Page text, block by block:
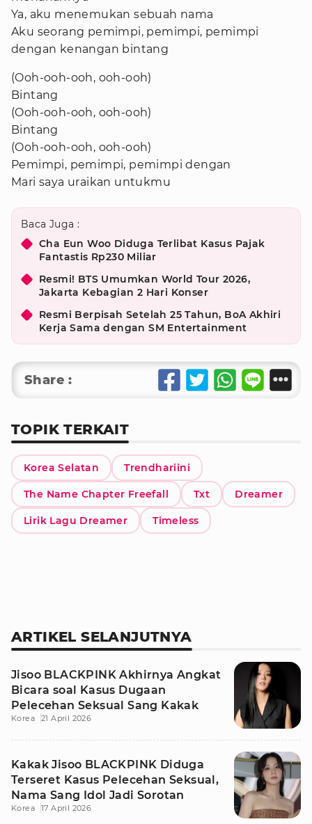
Ya, aku menemukan sebuah nama
Aku seorang pemimpi, pemimpi, pemimpi
dengan kenangan bintang
(Ooh-ooh-ooh, ooh-ooh)
Bintang
(Ooh-ooh-ooh, ooh-ooh)
Bintang
(Ooh-ooh-ooh, ooh-ooh)
Pemimpi, pemimpi, pemimpi dengan
Mari saya uraikan untukmu
Baca Juga :
Cha Eun Woo Diduga Terlibat Kasus Pajak
Fantastis Rp230 Miliar
Resmi! BTS Umumkan World Tour 2026,
Jakarta Kebagian 2 Hari Konser
Resmi Berpisah Setelah 25 Tahun, BoA Akhiri
Kerja Sama dengan SM Entertainment
Share :
TOPIK TERKAIT
Korea Selatan Trendhariini
The Name Chapter Freefall Txt Dreamer
Lirik Lagu Dreamer Timeless
ARTIKEL SELANJUTNYA
Jisoo BLACKPINK Akhirnya Angkat
Bicara soal Kasus Dugaan
Pelecehan Seksual Sang Kakak
Korea 21 April 2026
Kakak Jisoo BLACKPINK Diduga
Terseret Kasus Pelecehan Seksual,
Nama Sang Idol Jadi Sorotan
Korea 17 April 2026